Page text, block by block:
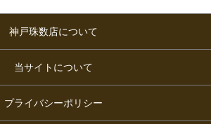
神戸珠数店について
当サイトについて
プライバシーポリシー